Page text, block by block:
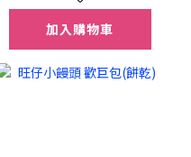
加入購物車